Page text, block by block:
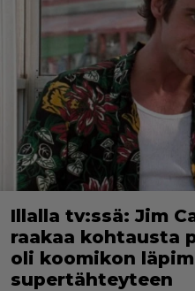
Illalla tv:ssä: Jim
raakaa kohtausta
oli koomikon
supertähteyteen